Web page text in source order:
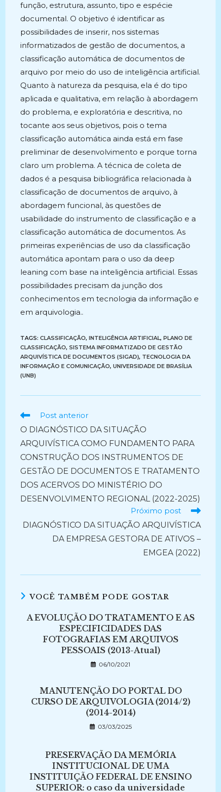
função, estrutura, assunto, tipo e espécie
documental. O objetivo é identificar as
possibilidades de inserir, nos sistemas
informatizados de gestão de documentos, a
classificação automática de documentos de
arquivo por meio do uso de inteligência artificial.
Quanto à natureza da pesquisa, ela é do tipo
aplicada e qualitativa, em relação à abordagem
do problema, e exploratória e descritiva, no
tocante aos seus objetivos, pois o tema
classificação automática ainda está em fase
preliminar de desenvolvimento e porque torna
claro um problema. A técnica de coleta de
dados é a pesquisa bibliográfica relacionada à
classificação de documentos de arquivo, à
abordagem funcional, às questões de
usabilidade do instrumento de classificação e a
classificação automática de documentos. As
primeiras experiências de uso da classificação
automática apontam para o uso da deep
leaning com base na inteligência artificial. Essas
possibilidades precisam da junção dos
conhecimentos em tecnologia da informação e
em arquivologia..
TAGS:CLASSIFICAÇÃO, INTELIGÊNCIA ARTIFICIAL, PLANO DE
CLASSIFICAÇÃO, SISTEMA INFORMATIZADO DE GESTÃO
ARQUIVÍSTICA DE DOCUMENTOS (SIGAD), TECNOLOGIA DA
INFORMAÇÃO E COMUNICAÇÃO, UNIVERSIDADE DE BRASÍLIA
(UNB)
Ler
artigos
Post anterior
O DIAGNÓSTICO DA SITUAÇÃO
ARQUIVÍSTICA COMO FUNDAMENTO PARA
CONSTRUÇÃO DOS INSTRUMENTOS DE
GESTÃO DE DOCUMENTOS E TRATAMENTO
DOS ACERVOS DO MINISTÉRIO DO
DESENVOLVIMENTO REGIONAL (2022-2025)
Próximo post
DIAGNÓSTICO DA SITUAÇÃO ARQUIVÍSTICA
DA EMPRESA GESTORA DE ATIVOS –
EMGEA (2022)
VOCÊ TAMBÉM PODE GOSTAR
A EVOLUÇÃO DO TRATAMENTO E AS
ESPECIFICIDADES DAS
FOTOGRAFIAS EM ARQUIVOS
PESSOAIS (2013-Atual)
06/10/2021
MANUTENÇÃO DO PORTAL DO
CURSO DE ARQUIVOLOGIA (2014/2)
(2014-2014)
03/03/2025
PRESERVAÇÃO DA MEMÓRIA
INSTITUCIONAL DE UMA
INSTITUIÇÃO FEDERAL DE ENSINO
SUPERIOR: o caso da universidade